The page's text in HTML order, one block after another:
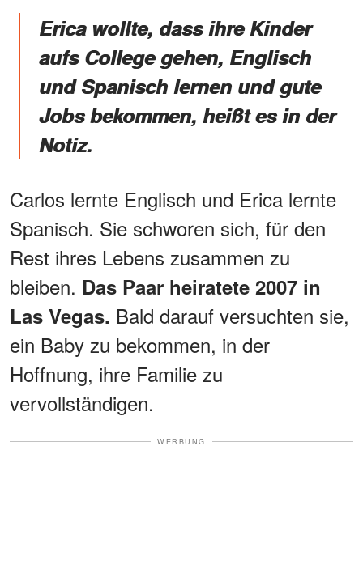
Erica wollte, dass ihre Kinder
aufs College gehen, Englisch
und Spanisch lernen und gute
Jobs bekommen, heißt es in der
Notiz.
Carlos lernte Englisch und Erica lernte
Spanisch. Sie schworen sich, für den
Rest ihres Lebens zusammen zu
bleiben. Das Paar heiratete 2007 in
Las Vegas. Bald darauf versuchten sie,
ein Baby zu bekommen, in der
Hoffnung, ihre Familie zu
vervollständigen.
WERBUNG